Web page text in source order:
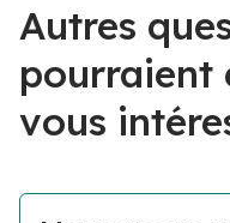
Autres
pourraient
vous